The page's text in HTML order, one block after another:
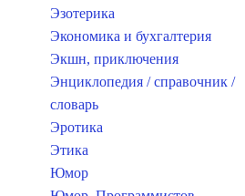
Эзотерика
Экономика и бухгалтерия
Экшн, приключения
Энциклопедия / справочник /
словарь
Эротика
Этика
Юмор